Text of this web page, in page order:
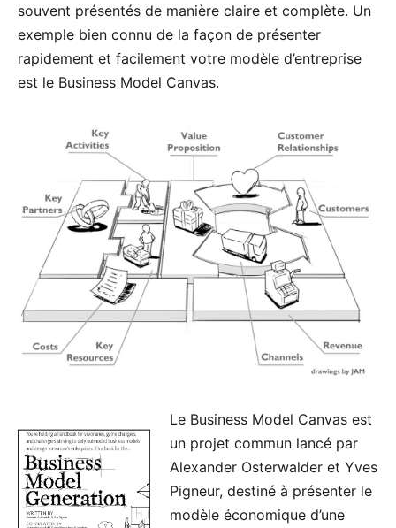
souvent présentés de manière claire et complète. Un
exemple bien connu de la façon de présenter
rapidement et facilement votre modèle d’entreprise
est le Business Model Canvas.
Le Business Model Canvas est
un projet commun lancé par
Alexander Osterwalder et Yves
Pigneur, destiné à présenter le
modèle économique d’une